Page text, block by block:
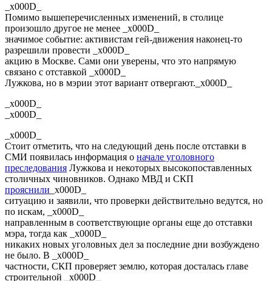
_x000D_
Помимо вышеперечисленных изменений, в столице
произошло другое не менее _x000D_
значимое событие: активистам гей-движения наконец-то
разрешили провести _x000D_
акцию в Москве. Сами они уверены, что это напрямую
связано с отставкой _x000D_
Лужкова, но в мэрии этот вариант отвергают._x000D_
_x000D_
_x000D_
_x000D_
Стоит отметить, что на следующий день после отставки в
СМИ появилась информация о начале уголовного
преследования Лужкова и некоторых высокопоставленных
столичных чиновников. Однако МВД и СКП
прояснили _x000D_
ситуацию и заявили, что проверки действительно ведутся, но
по искам, _x000D_
направленным в соответствующие органы еще до отставки
мэра, тогда как _x000D_
никаких новых уголовных дел за последние дни возбуждено
не было. В _x000D_
частности, СКП проверяет землю, которая досталась главе
строительной _x000D_